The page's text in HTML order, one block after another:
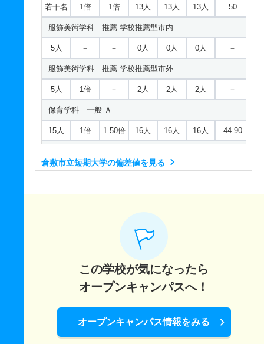
若干名 1倍 1倍 13人 13人 13人 50
服飾美術学科 推薦 学校推薦型市内
5人 － － 0人 0人 0人 －
服飾美術学科 推薦 学校推薦型市外
5人 1倍 － 2人 2人 2人 －
保育学科 一般 Ａ
15人 1倍 1.50倍 16人 16人 16人 44.90
若干名 1倍 2.80倍 1人 1人 1人 47
9人
保育学科 推薦 学校推薦型市外
倉敷市立短期大学の偏差値を見る
この学校が気になったら
オープンキャンパスへ！
オープンキャンパス情報をみる